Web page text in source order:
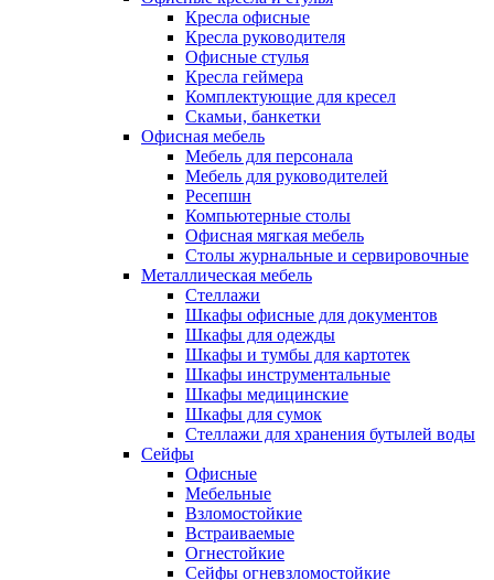
Кресла офисные
Кресла руководителя
Офисные стулья
Кресла геймера
Комплектующие для кресел
Скамьи, банкетки
Офисная мебель
Мебель для персонала
Мебель для руководителей
Ресепшн
Компьютерные столы
Офисная мягкая мебель
Столы журнальные и сервировочные
Металлическая мебель
Стеллажи
Шкафы офисные для документов
Шкафы для одежды
Шкафы и тумбы для картотек
Шкафы инструментальные
Шкафы медицинские
Шкафы для сумок
Стеллажи для хранения бутылей воды
Сейфы
Офисные
Мебельные
Взломостойкие
Встраиваемые
Огнестойкие
Сейфы огневзломостойкие